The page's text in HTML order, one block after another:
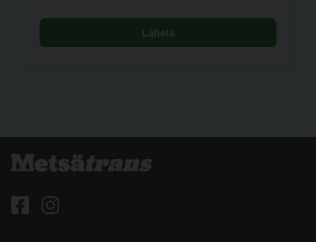
Lähetä